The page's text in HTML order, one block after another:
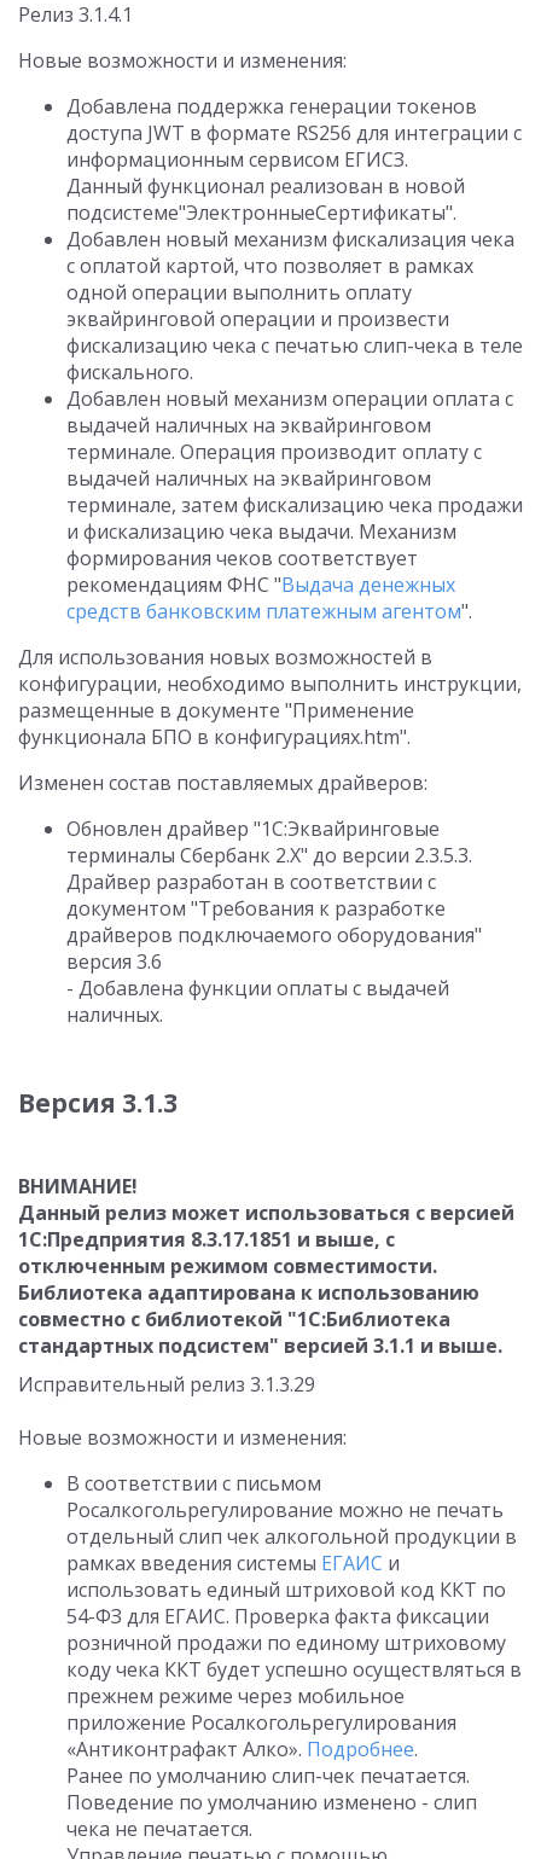
Релиз 3.1.4.1
Новые возможности и изменения:
Добавлена поддержка генерации токенов
доступа JWT в формате RS256 для интеграции с
информационным сервисом ЕГИСЗ.
Данный функционал реализован в новой
подсистеме"ЭлектронныеСертификаты".
Добавлен новый механизм фискализация чека
с оплатой картой, что позволяет в рамках
одной операции выполнить оплату
эквайринговой операции и произвести
фискализацию чека с печатью слип-чека в теле
фискального.
Добавлен новый механизм операции оплата с
выдачей наличных на эквайринговом
терминале. Операция производит оплату с
выдачей наличных на эквайринговом
терминале, затем фискализацию чека продажи
и фискализацию чека выдачи. Механизм
формирования чеков соответствует
рекомендациям ФНС "Выдача денежных
средств банковским платежным агентом".
Для использования новых возможностей в
конфигурации, необходимо выполнить инструкции,
размещенные в документе "Применение
функционала БПО в конфигурациях.htm".
Изменен состав поставляемых драйверов:
Обновлен драйвер "1С:Эквайринговые
терминалы Сбербанк 2.Х" до версии 2.3.5.3.
Драйвер разработан в соответствии с
документом "Требования к разработке
драйверов подключаемого оборудования"
версия 3.6
- Добавлена функции оплаты с выдачей
наличных.
Версия 3.1.3
ВНИМАНИЕ!
Данный релиз может использоваться с версией
1С:Предприятия 8.3.17.1851 и выше, с
отключенным режимом совместимости.
Библиотека адаптирована к использованию
совместно с библиотекой "1С:Библиотека
стандартных подсистем" версией 3.1.1 и выше.
Исправительный релиз 3.1.3.29
Новые возможности и изменения:
В соответствии с письмом
Росалкогольрегулирование можно не печать
отдельный слип чек алкогольной продукции в
рамках введения системы ЕГАИС и
использовать единый штриховой код ККТ по
54-ФЗ для ЕГАИС. Проверка факта фиксации
розничной продажи по единому штриховому
коду чека ККТ будет успешно осуществляться в
прежнем режиме через мобильное
приложение Росалкогольрегулирования
«Антиконтрафакт Алко». Подробнее.
Ранее по умолчанию слип-чек печатается.
Поведение по умолчанию изменено - слип
чека не печатается.